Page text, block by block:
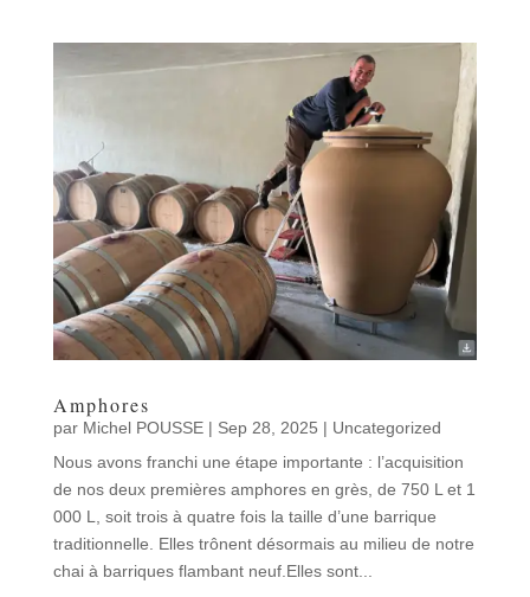
Amphores
par Michel POUSSE| Sep 28, 2025 | Uncategorized
Nous avons franchi une étape importante : l’acquisition
de nos deux premières amphores en grès, de 750 L et 1
000 L, soit trois à quatre fois la taille d’une barrique
traditionnelle. Elles trônent désormais au milieu de notre
chai à barriques flambant neuf.Elles sont...